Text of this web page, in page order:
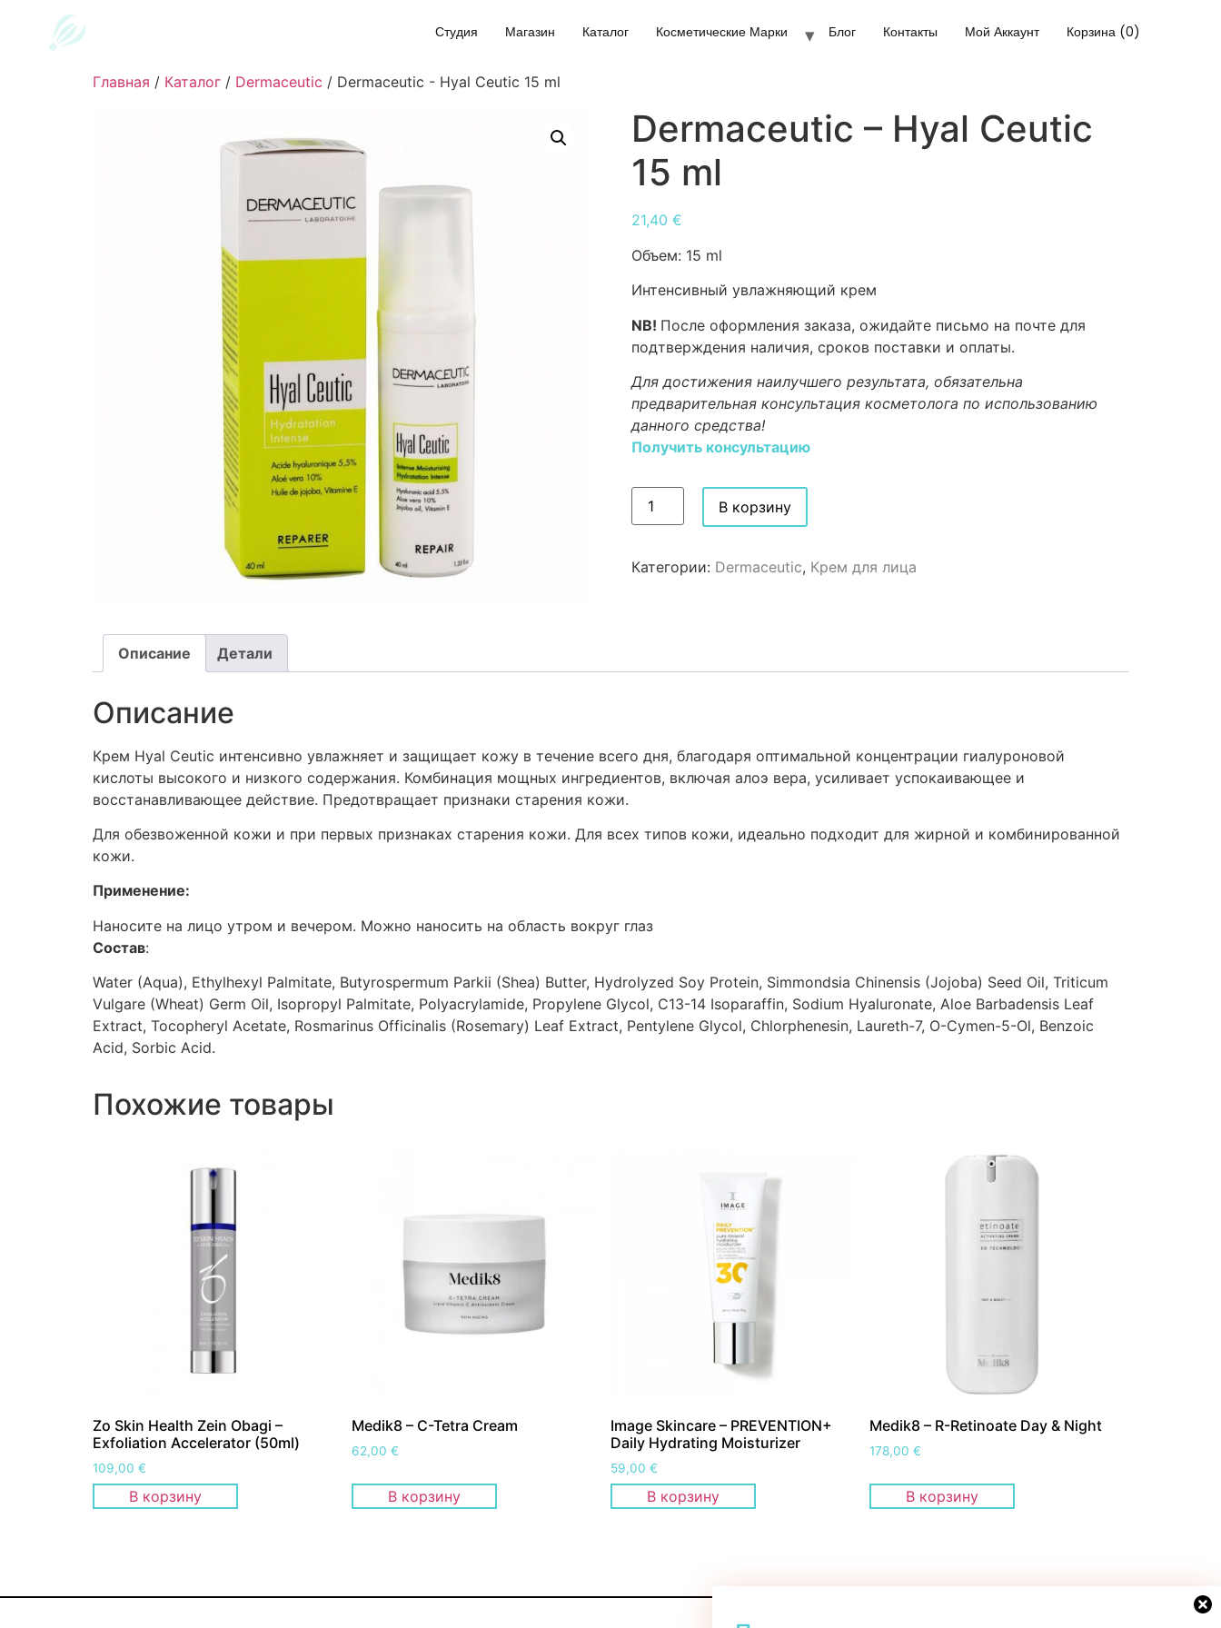
Студия Магазин Каталог Косметические Марки Блог Контакты Мой Аккаунт Корзина (0)
Главная / Каталог / Dermaceutic / Dermaceutic - Hyal Ceutic 15 ml
Dermaceutic – Hyal Ceutic
15 ml
21,40 €
Объем: 15 ml
Интенсивный увлажняющий крем
NB! После оформления заказа, ожидайте письмо на почте для
подтверждения наличия, сроков поставки и оплаты.
Для достижения наилучшего результата, обязательна
предварительная консультация косметолога по использованию
данного средства!
Получить консультацию
В корзину
Категории: Dermaceutic, Крем для лица
Описание Детали
Описание
Крем Hyal Ceutic интенсивно увлажняет и защищает кожу в течение всего дня, благодаря оптимальной концентрации гиалуроновой
кислоты высокого и низкого содержания. Комбинация мощных ингредиентов, включая алоэ вера, усиливает успокаивающее и
восстанавливающее действие. Предотвращает признаки старения кожи.
Для обезвоженной кожи и при первых признаках старения кожи. Для всех типов кожи, идеально подходит для жирной и комбинированной
кожи.
Применение:
Наносите на лицо утром и вечером. Можно наносить на область вокруг глаз
Состав:
Water (Aqua), Ethylhexyl Palmitate, Butyrospermum Parkii (Shea) Butter, Hydrolyzed Soy Protein, Simmondsia Chinensis (Jojoba) Seed Oil, Triticum
Vulgare (Wheat) Germ Oil, Isopropyl Palmitate, Polyacrylamide, Propylene Glycol, C13-14 Isoparaffin, Sodium Hyaluronate, Aloe Barbadensis Leaf
Extract, Tocopheryl Acetate, Rosmarinus Officinalis (Rosemary) Leaf Extract, Pentylene Glycol, Chlorphenesin, Laureth-7, O-Cymen-5-Ol, Benzoic
Acid, Sorbic Acid.
Похожие товары
Zo Skin Health Zein Obagi –
Exfoliation Accelerator (50ml)
109,00 €
В корзину
Medik8 – C-Tetra Cream
62,00 €
В корзину
Image Skincare – PREVENTION+
Daily Hydrating Moisturizer
59,00 €
В корзину
Medik8 – R-Retinoate Day & Night
178,00 €
В корзину